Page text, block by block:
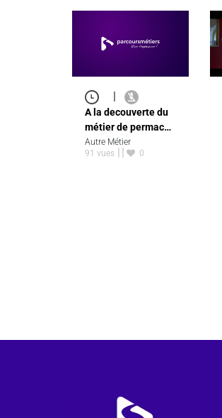
|
A la decouverte du
métier de permac…
Autre Métier
91 vues
0